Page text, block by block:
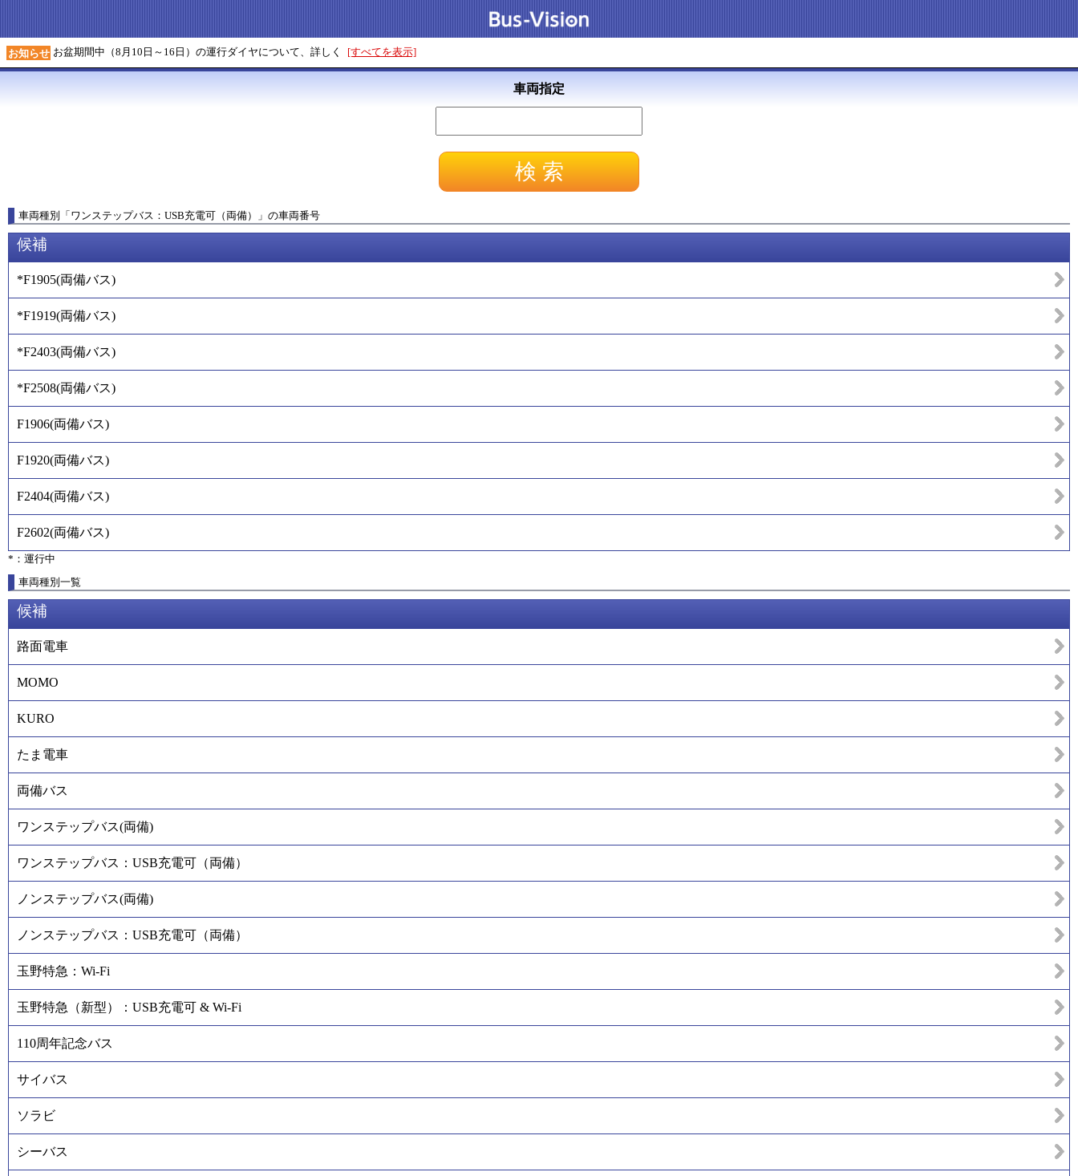
お知らせ お盆期間中（8月10日～16日）の運行ダイヤについて、詳しく [すべてを表示]
車両指定
車両種別 「ワンステップバス：USB充電可（両備） 」 の車両番号
候補
*F1905(両備バス)
*F1919(両備バス)
*F2403(両備バス)
*F2508(両備バス)
F1906(両備バス)
F1920(両備バス)
F2404(両備バス)
F2602(両備バス)
*：運行中
車両種別一覧
候補
路面電車
MOMO
KURO
たま電車
両備バス
ワンステップバス(両備)
ワンステップバス：USB充電可（両備）
ノンステップバス(両備)
ノンステップバス：USB充電可（両備）
玉野特急：Wi-Fi
玉野特急（新型）：USB充電可 & Wi-Fi
110周年記念バス
サイバス
ソラビ
シーバス